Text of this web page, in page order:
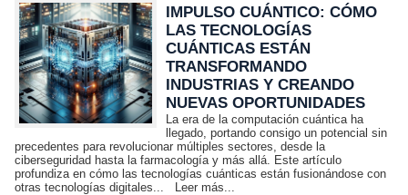
IMPULSO CUÁNTICO: CÓMO
LAS TECNOLOGÍAS
CUÁNTICAS ESTÁN
TRANSFORMANDO
INDUSTRIAS Y CREANDO
NUEVAS OPORTUNIDADES
La era de la computación cuántica ha
llegado, portando consigo un potencial sin
precedentes para revolucionar múltiples sectores, desde la
ciberseguridad hasta la farmacología y más allá. Este artículo
profundiza en cómo las tecnologías cuánticas están fusionándose con
otras tecnologías digitales...
Leer más...